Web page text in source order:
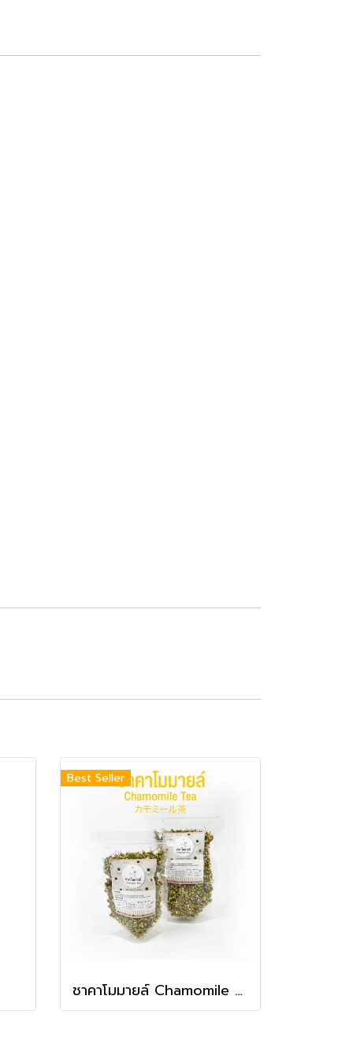
Best Seller
ชาคาโมมายล์ Chamomile Tea